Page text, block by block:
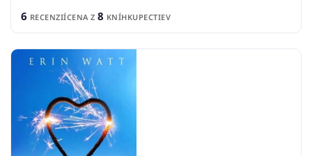
6 RECENZIÍCENA Z 8 KNÍHKUPECTIEV